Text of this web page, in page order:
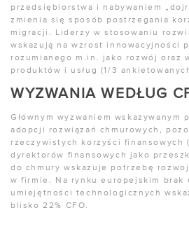
przedsiębiorstwa i nabywaniem
zmienia się sposób postrzegania
migracji. Liderzy w stosowaniu
wskazują na wzrost innowacyjności
rozumianego m.in. jako rozwój oraz
produktów i usług (1/3
WYZWANIA WEDŁUG
Głównym wyzwaniem wskazywanym
adopcji rozwiązań chmurowych,
rzeczywistych korzyści finansowych
dyrektorów finansowych jako
do chmury wskazuje potrzebę
w firmie. Na rynku europejskim brak
umiejętności technologicznych
blisko 22% CFO.